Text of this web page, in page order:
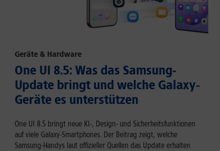
Geräte & Hardware
One UI 8.5: Was das Samsung-
Update bringt und welche Galaxy-
Geräte es unterstützen
One UI 8.5 bringt neue KI-, Design- und Sicherheitsfunktionen
auf viele Galaxy-Smartphones. Der Beitrag zeigt, welche
Samsung-Handys laut offizieller Quellen das Update erhalten